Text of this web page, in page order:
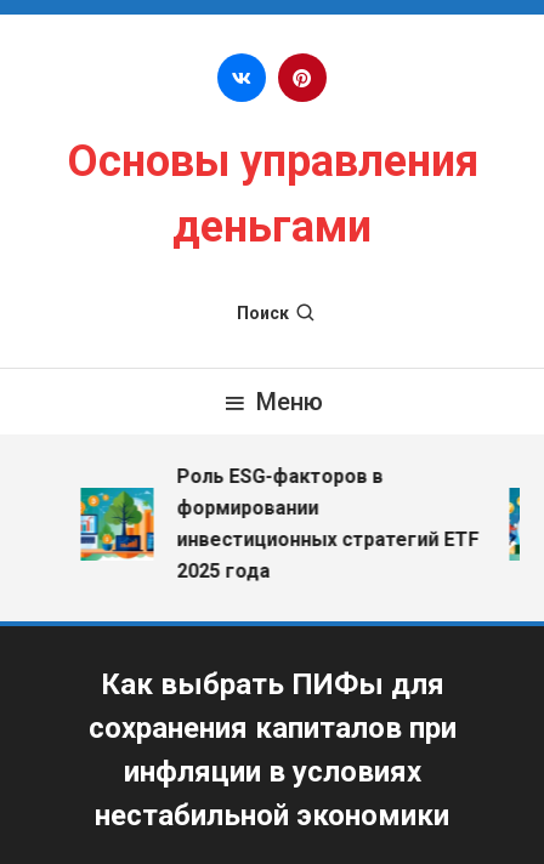
Перейти к содержимому
Основы управления
деньгами
Поиск
Меню
Роль ESG-факторов в
формировании
инвестиционных стратегий ETF
2025 года
Как выбрать ПИФы для
сохранения капиталов при
инфляции в условиях
нестабильной экономики